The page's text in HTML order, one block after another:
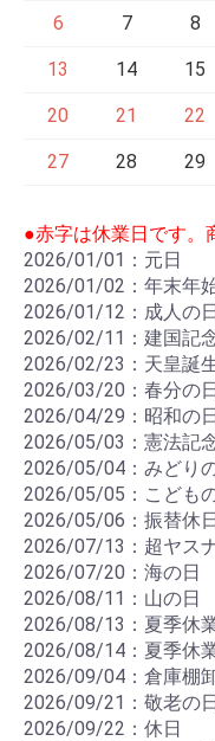
6 7 8
13 14 15
20 21 22
27 28 29
●赤字は休業日です。
2026/01/01：元日
2026/01/02：年末年
2026/01/12：成人の
2026/02/11：建国記
2026/02/23：天皇誕
2026/03/20：春分の
2026/04/29：昭和の
2026/05/03：憲法記
2026/05/04：みどり
2026/05/05：こども
2026/05/06：振替休
2026/07/13：超ヤス
2026/07/20：海の日
2026/08/11：山の日
2026/08/13：夏季休
2026/08/14：夏季休
2026/09/04：倉庫棚
2026/09/21：敬老の
2026/09/22：休日